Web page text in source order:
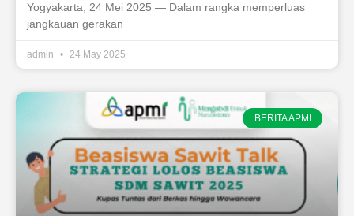
Yogyakarta, 24 Mei 2025 — Dalam rangka memperluas
jangkauan gerakan
admin 24 May 2025
BERITA APMI